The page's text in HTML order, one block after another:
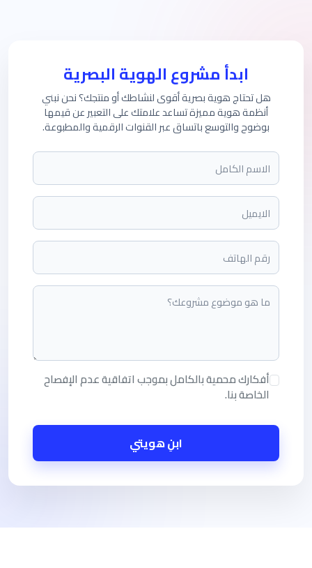
ابدأ مشروع الهوية البصرية
هل تحتاج هوية بصرية أقوى لنشاطك أو منتجك؟ نحن نبني
أنظمة هوية مميزة تساعد علامتك على التعبير عن قيمها
بوضوح والتوسع باتساق عبر القنوات الرقمية والمطبوعة.
أفكارك محمية بالكامل بموجب اتفاقية عدم الإفصاح
الخاصة بنا.
ابنِ هويتي